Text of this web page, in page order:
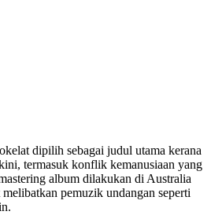
dipilih sebagai judul utama kerana
termasuk konflik kemanusiaan yang
album dilakukan di Australia
pemuzik undangan seperti